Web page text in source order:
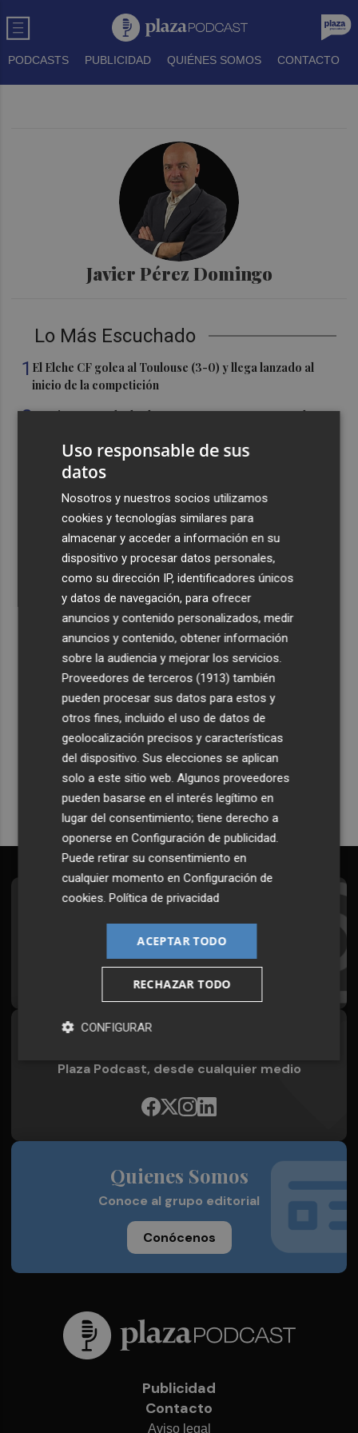
PODCASTS PUBLICIDAD QUIÉNES SOMOS CONTACTO
Javier Pérez Domingo
Lo Más Escuchado
1 El Elche CF golea al Toulouse (3-0) y llega lanzado al
inicio de la competición
2Burriana aprueba las bases para crear 14 nuevas plazas
Más de 1.800 estudiantes conocen las bases aéreas de
San Javier y Alcantarilla con el programa 'Pioneros de la
aviación'
Castelló mejora 33 zonas de juegos infantiles en julio:
destina 324.000 euros
La Fiesta de la Vendimia de Jumilla aspira a ser
declarada de Interés Turístico Nacional
Recibe toda la actualidad de
Plaza Podcast en tu correo
Quiero suscribirme
Suscríbete al Boletín
Todos los días a primera hora en tu email
¡Quiero suscribirme!
Plaza Podcast, desde cualquier medio
Quienes Somos
Conoce al grupo editorial
Conócenos
Publicidad
Contacto
Aviso legal
Uso responsable de sus
datos
Nosotros y nuestros socios utilizamos
cookies y tecnologías similares para
almacenar y acceder a información en su
dispositivo y procesar datos personales,
como su dirección IP, identificadores únicos
y datos de navegación, para ofrecer
anuncios y contenido personalizados, medir
anuncios y contenido, obtener información
sobre la audiencia y mejorar los servicios.
Proveedores de terceros (1913) también
pueden procesar sus datos para estos y
otros fines, incluido el uso de datos de
geolocalización precisos y características
del dispositivo. Sus elecciones se aplican
solo a este sitio web. Algunos proveedores
pueden basarse en el interés legítimo en
lugar del consentimiento; tiene derecho a
oponerse enConfiguración de publicidad
Puede retirar su consentimiento en
cualquier momento enConfiguración de
cookies .Política de privacidad
ACEPTAR TODO
RECHAZAR TODO
CONFIGURAR